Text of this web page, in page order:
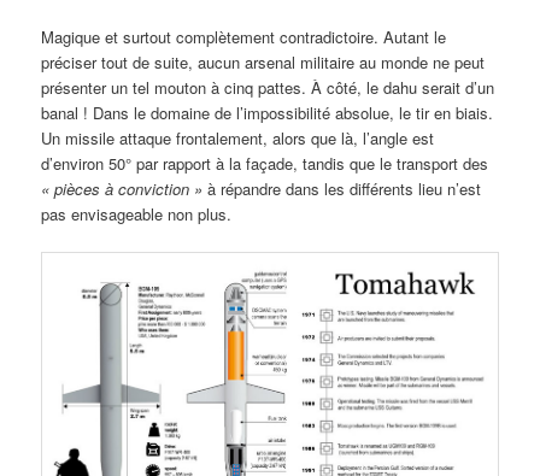
Magique et surtout complètement contradictoire. Autant le
préciser tout de suite, aucun arsenal militaire au monde ne peut
présenter un tel mouton à cinq pattes. À côté, le dahu serait d’un
banal ! Dans le domaine de l’impossibilité absolue, le tir en biais.
Un missile attaque frontalement, alors que là, l’angle est
d’environ 50° par rapport à la façade, tandis que le transport des
« pièces à conviction » à répandre dans les différents lieu n’est
pas envisageable non plus.